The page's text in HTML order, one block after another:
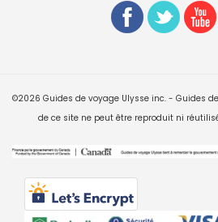
©2026 Guides de voyage Ulysse inc. - Guides
de ce site ne peut être reproduit ni